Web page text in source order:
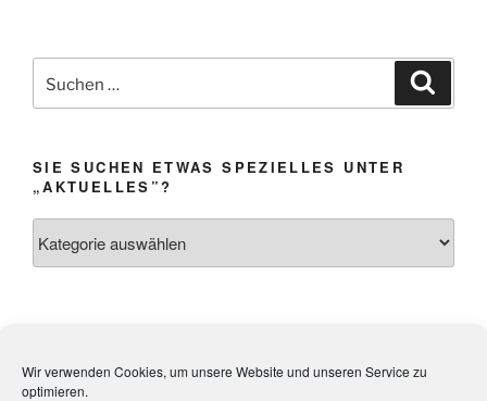
Wir verwenden Cookies, um unsere Website und unseren Service zu
optimieren.
nach:
SIE SUCHEN ETWAS SPEZIELLES UNTER
„AKTUELLES”?
suchen
Datenschutz
Kandel